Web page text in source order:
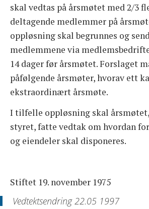
skal vedtas på årsmøtet med 2/3
deltagende medlemmer på
oppløsning skal begrunnes og
medlemmene via
14 dager før årsmøtet. Forslaget
påfølgende årsmøter, hvorav ett
ekstraordinært årsmøte.
I tilfelle oppløsning skal
styret, fatte vedtak om hvordan
og eiendeler skal disponeres.
Stiftet 19. november 1975
Vedtektsendring 22.05 1997